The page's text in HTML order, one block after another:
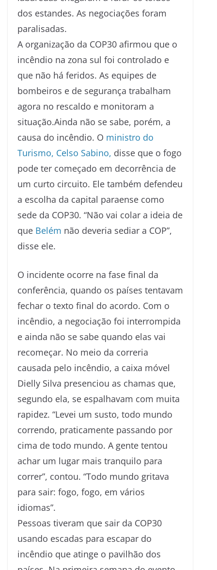
dos estandes. As negociações foram
paralisadas.
A organização da COP30 afirmou que o
incêndio na zona sul foi controlado e
que não há feridos. As equipes de
bombeiros e de segurança trabalham
agora no rescaldo e monitoram a
situação.Ainda não se sabe, porém, a
causa do incêndio. O ministro do
Turismo, Celso Sabino, disse que o fogo
pode ter começado em decorrência de
um curto circuito. Ele também defendeu
a escolha da capital paraense como
sede da COP30. “Não vai colar a ideia de
que Belém não deveria sediar a COP”,
disse ele.
O incidente ocorre na fase final da
conferência, quando os países tentavam
fechar o texto final do acordo. Com o
incêndio, a negociação foi interrompida
e ainda não se sabe quando elas vai
recomeçar. No meio da correria
causada pelo incêndio, a caixa móvel
Dielly Silva presenciou as chamas que,
segundo ela, se espalhavam com muita
rapidez. “Levei um susto, todo mundo
correndo, praticamente passando por
cima de todo mundo. A gente tentou
achar um lugar mais tranquilo para
correr”, contou. “Todo mundo gritava
para sair: fogo, fogo, em vários
idiomas”.
Pessoas tiveram que sair da COP30
usando escadas para escapar do
incêndio que atinge o pavilhão dos